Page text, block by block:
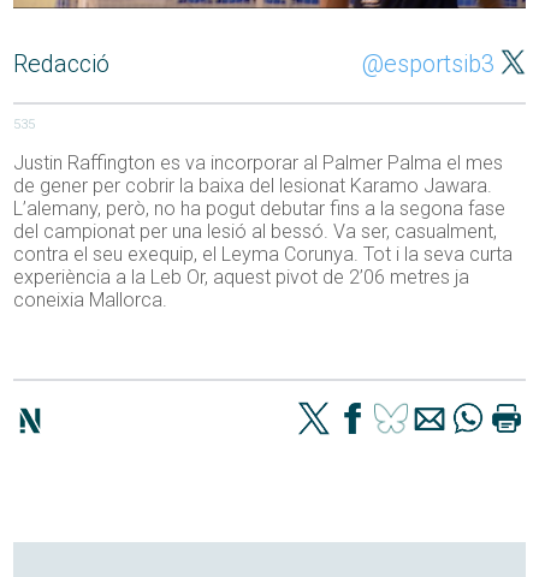
Redacció @esportsib3
535
Justin Raffington es va incorporar al Palmer Palma el mes
de gener per cobrir la baixa del lesionat Karamo Jawara.
L’alemany, però, no ha pogut debutar fins a la segona fase
del campionat per una lesió al bessó. Va ser, casualment,
contra el seu exequip, el Leyma Corunya. Tot i la seva curta
experiència a la Leb Or, aquest pivot de 2’06 metres ja
coneixia Mallorca.